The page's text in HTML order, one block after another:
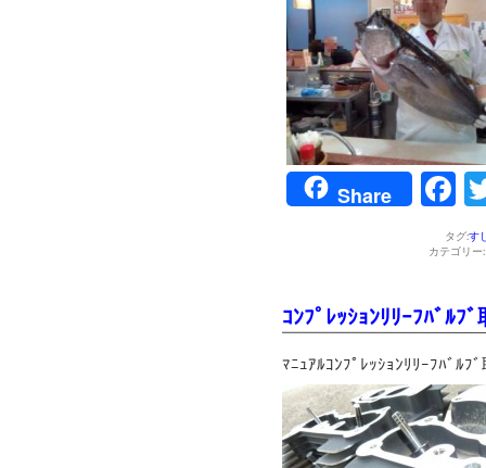
Share
タグ:す
カテゴリー:
ｺﾝﾌﾟﾚｯｼｮﾝﾘﾘｰﾌﾊﾞﾙﾌﾞ
ﾏﾆｭｱﾙｺﾝﾌﾟﾚｯｼｮﾝﾘﾘｰﾌﾊﾞﾙﾌ